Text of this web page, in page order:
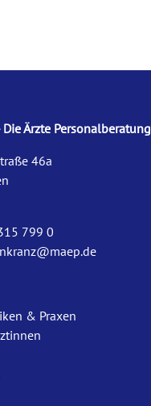
Ärzte Personalberatung
46a
799 0
& Praxen